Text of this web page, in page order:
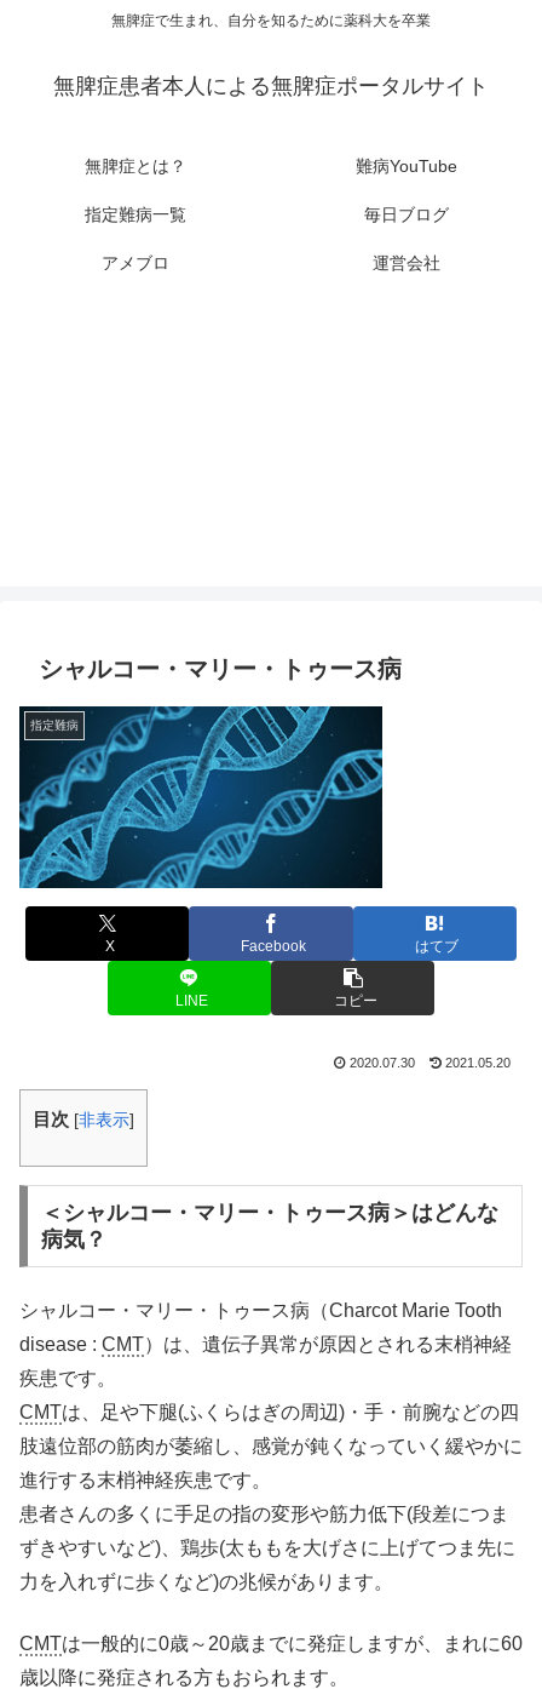
無脾症で生まれ、自分を知るために薬科大を卒業
無脾症患者本人による無脾症ポータルサイト
無脾症とは？ 難病YouTube
指定難病一覧 毎日ブログ
アメブロ 運営会社
シャルコー・マリー・トゥース病
指定難病
X Facebook はてブ
LINE コピー
2020.07.30 2021.05.20
目次 [非表示]
＜シャルコー・マリー・トゥース病＞はどんな
病気？
シャルコー・マリー・トゥース病（Charcot Marie Tooth
disease : CMT）は、遺伝子異常が原因とされる末梢神経
疾患です。
CMTは、足や下腿(ふくらはぎの周辺)・手・前腕などの四
肢遠位部の筋肉が萎縮し、感覚が鈍くなっていく緩やかに
進行する末梢神経疾患です。
患者さんの多くに手足の指の変形や筋力低下(段差につま
ずきやすいなど)、鶏歩(太ももを大げさに上げてつま先に
力を入れずに歩くなど)の兆候があります。
CMTは一般的に0歳～20歳までに発症しますが、まれに60
歳以降に発症される方もおられます。